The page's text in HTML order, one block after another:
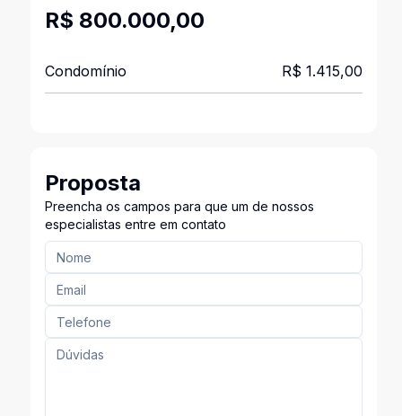
R$ 800.000,00
Condomínio R$ 1.415,00
Proposta
Preencha os campos para que um de nossos
especialistas entre em contato